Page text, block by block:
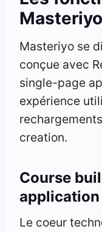
Masteriyo se
conçue avec
single-page
expérience
creation.
Course
application
Le coeur